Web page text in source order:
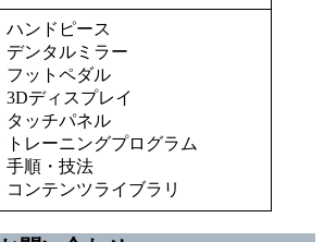
ハンドピース
デンタルミラー
フットペダル
3Dディスプレイ
タッチパネル
トレーニングプログラム
手順・技法
コンテンツライブラリ